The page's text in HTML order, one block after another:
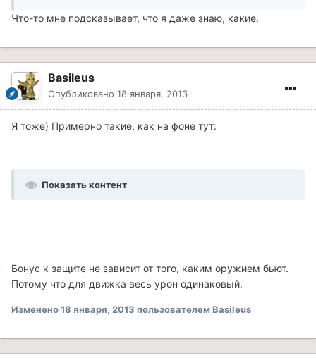
Что-то мне подсказывает, что я даже знаю, какие.
Basileus
Опубликовано 18 января, 2013
Я тоже) Примерно такие, как на фоне тут:
Показать контент
Бонус к защите не зависит от того, каким оружием бьют.
Потому что для движка весь урон одинаковый.
Изменено18 января, 2013 пользователем Basileus